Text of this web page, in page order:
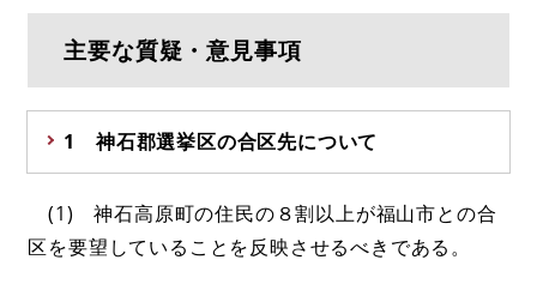
主要な質疑・意見事項
1 神石郡選挙区の合区先について
(1) 神石高原町の住民の８割以上が福山市との合
区を要望していることを反映させるべきである。